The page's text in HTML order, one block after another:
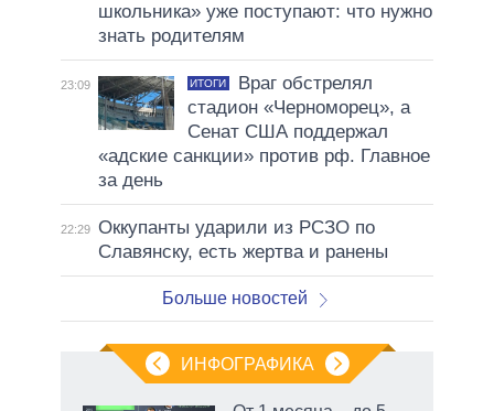
школьника» уже поступают: что нужно
знать родителям
23:09 ИТОГИ
Враг обстрелял
стадион «Черноморец», а
Сенат США поддержал
«адские санкции» против рф. Главное
за день
22:29 Оккупанты ударили из РСЗО по
Славянску, есть жертва и ранены
Больше новостей
ИНФОГРАФИКА